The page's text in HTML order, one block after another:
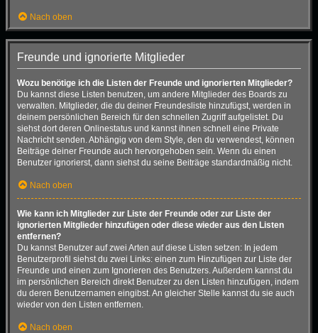
Nach oben
Freunde und ignorierte Mitglieder
Wozu benötige ich die Listen der Freunde und ignorierten Mitglieder?
Du kannst diese Listen benutzen, um andere Mitglieder des Boards zu
verwalten. Mitglieder, die du deiner Freundesliste hinzufügst, werden in
deinem persönlichen Bereich für den schnellen Zugriff aufgelistet. Du
siehst dort deren Onlinestatus und kannst ihnen schnell eine Private
Nachricht senden. Abhängig von dem Style, den du verwendest, können
Beiträge deiner Freunde auch hervorgehoben sein. Wenn du einen
Benutzer ignorierst, dann siehst du seine Beiträge standardmäßig nicht.
Nach oben
Wie kann ich Mitglieder zur Liste der Freunde oder zur Liste der
ignorierten Mitglieder hinzufügen oder diese wieder aus den Listen
entfernen?
Du kannst Benutzer auf zwei Arten auf diese Listen setzen: In jedem
Benutzerprofil siehst du zwei Links: einen zum Hinzufügen zur Liste der
Freunde und einen zum Ignorieren des Benutzers. Außerdem kannst du
im persönlichen Bereich direkt Benutzer zu den Listen hinzufügen, indem
du deren Benutzernamen eingibst. An gleicher Stelle kannst du sie auch
wieder von den Listen entfernen.
Nach oben